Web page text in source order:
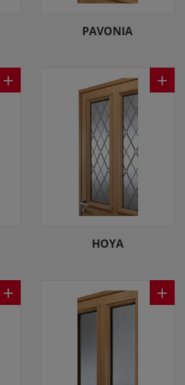
PAVONIA
+
HOYA
+
+ +